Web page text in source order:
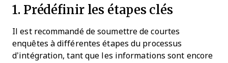
1. Prédéfinir les étapes clés
Il est recommandé de soumettre de courtes
enquêtes à différentes étapes du processus
d’intégration, tant que les informations sont encore